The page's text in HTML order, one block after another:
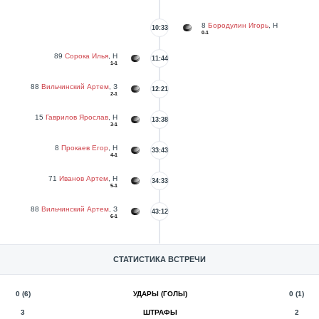
8 Бородулин Игорь, Н
0-1
10:33
89 Сорока Илья, Н
1-1
11:44
88 Вильчинский Артем, З
2-1
12:21
15 Гаврилов Ярослав, Н
3-1
13:38
8 Прокаев Егор, Н
4-1
33:43
71 Иванов Артем, Н
5-1
34:33
88 Вильчинский Артем, З
6-1
43:12
СТАТИСТИКА ВСТРЕЧИ
0 (6) УДАРЫ (ГОЛЫ) 0 (1)
3 ШТРАФЫ 2